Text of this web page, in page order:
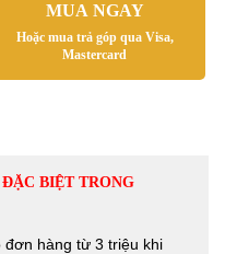
MUA NGAY
Hoặc mua trả góp qua Visa,
Mastercard
BIỆT TRONG
đơn hàng từ 3 triệu khi